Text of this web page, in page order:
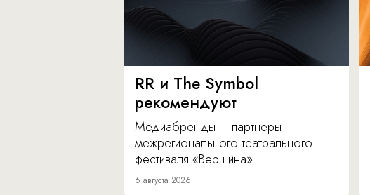
RR и The Symbol
рекомендуют
Медиабренды – партнеры
межрегионального театрального
фестиваля «Вершина».
6 августа 2026